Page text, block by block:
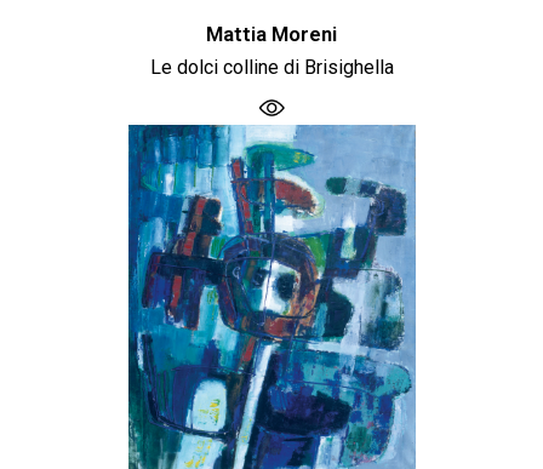
Mattia Moreni
Le dolci colline di Brisighella